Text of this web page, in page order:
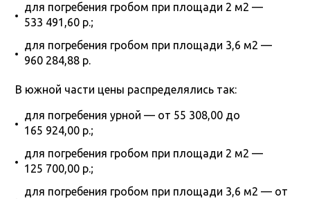
для погребения гробом при площади 2 м2 —
533 491,60 р.;
для погребения гробом при площади 3,6 м2 —
960 284,88 р.
В южной части цены распределялись так:
для погребения урной — от 55 308,00 до
165 924,00 р.;
для погребения гробом при площади 2 м2 —
125 700,00 р.;
для погребения гробом при площади 3,6 м2 — от